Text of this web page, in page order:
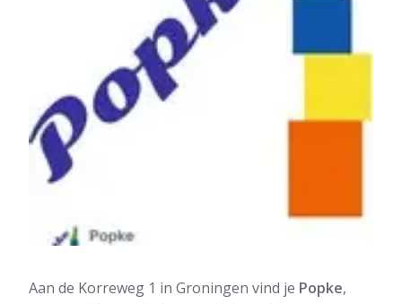
Aan de Korreweg 1 in Groningen vind je Popke,